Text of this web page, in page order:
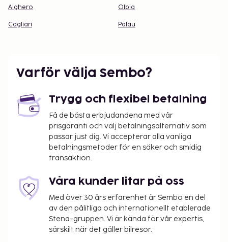
Alghero Olbia
Cagliari Palau
Varför välja Sembo?
Trygg och flexibel betalning
Få de bästa erbjudandena med vår
prisgaranti och välj betalningsalternativ som
passar just dig. Vi accepterar alla vanliga
betalningsmetoder för en säker och smidig
transaktion.
Våra kunder litar på oss
Med över 30 års erfarenhet är Sembo en del
av den pålitliga och internationellt etablerade
Stena-gruppen. Vi är kända för vår expertis,
särskilt när det gäller bilresor.